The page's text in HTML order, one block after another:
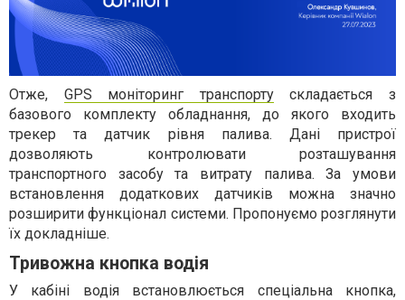
Отже, GPS моніторинг транспортускладається з
базового комплекту обладнання, до якого входить
трекер та датчик рівня палива. Дані пристрої
дозволяють контролювати розташування
транспортного засобу та витрату палива. За умови
встановлення додаткових датчиків можна значно
розширити функціонал системи. Пропонуємо розглянути
їх докладніше.
Тривожна кнопка водія
У кабіні водія встановлюється спеціальна кнопка,